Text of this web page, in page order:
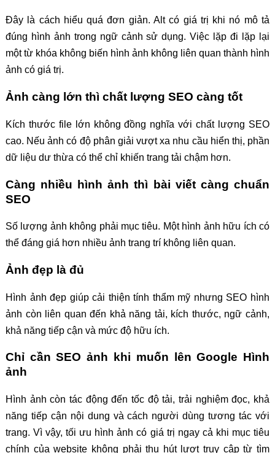
Đây là cách hiểu quá đơn giản. Alt có giá trị khi nó mô tả
đúng hình ảnh trong ngữ cảnh sử dụng. Việc lặp đi lặp lại
một từ khóa không biến hình ảnh không liên quan thành hình
ảnh có giá trị.
Ảnh càng lớn thì chất lượng SEO càng tốt
Kích thước file lớn không đồng nghĩa với chất lượng SEO
cao. Nếu ảnh có độ phân giải vượt xa nhu cầu hiển thị, phần
dữ liệu dư thừa có thể chỉ khiến trang tải chậm hơn.
Càng nhiều hình ảnh thì bài viết càng chuẩn
SEO
Số lượng ảnh không phải mục tiêu. Một hình ảnh hữu ích có
thể đáng giá hơn nhiều ảnh trang trí không liên quan.
Ảnh đẹp là đủ
Hình ảnh đẹp giúp cải thiện tính thẩm mỹ nhưng SEO hình
ảnh còn liên quan đến khả năng tải, kích thước, ngữ cảnh,
khả năng tiếp cận và mức độ hữu ích.
Chỉ cần SEO ảnh khi muốn lên Google Hình
ảnh
Hình ảnh còn tác động đến tốc độ tải, trải nghiệm đọc, khả
năng tiếp cận nội dung và cách người dùng tương tác với
trang. Vì vậy, tối ưu hình ảnh có giá trị ngay cả khi mục tiêu
chính của website không phải thu hút lượt truy cập từ tìm